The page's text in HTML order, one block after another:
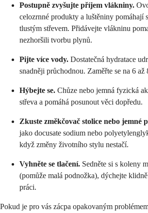
Postupně zvyšujte příjem vlákniny.
celozrnné produkty a luštěniny pomáhají
tlustým střevem. Přidávejte vlákninu
nezhoršili tvorbu plynů.
Pijte více vody. Dostatečná hydratace
snadněji průchodnou. Zaměřte se na 6 až
Hýbejte se. Chůze nebo jemná fyzická
střeva a pomáhá posunout věci dopředu.
Zkuste změkčovač stolice nebo jemné
jako docusate sodium nebo
když změny životního stylu nestačí.
Vyhněte se tlačení. Sedněte si s koleny
(pomůže malá podnožka), dýchejte
práci.
Pokud je pro vás zácpa opakovaným